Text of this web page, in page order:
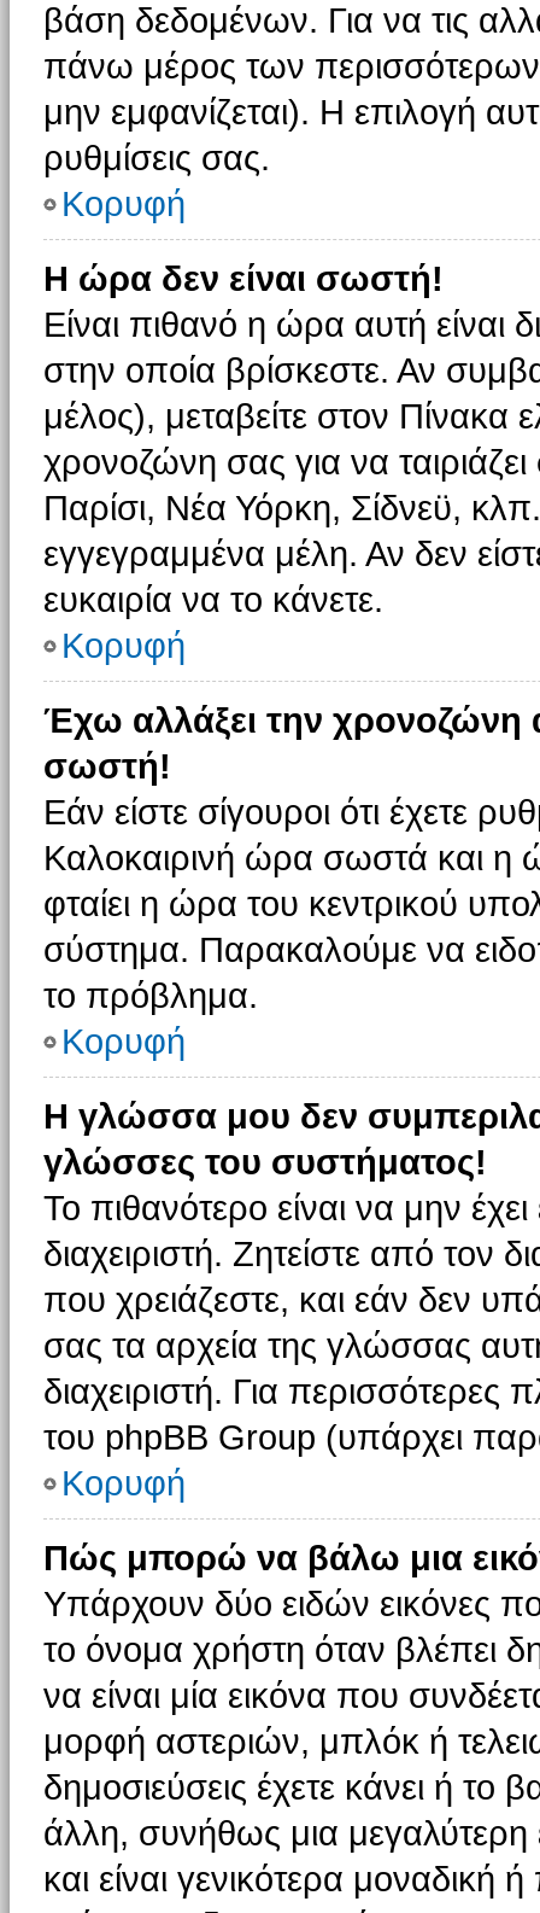
βάση δεδομένων. Για να τις
πάνω μέρος των περισσότερων
μην εμφανίζεται). Η επιλογή
ρυθμίσεις σας.
Κορυφή
Η ώρα δεν είναι σωστή!
Είναι πιθανό η ώρα αυτή είναι
στην οποία βρίσκεστε. Αν
μέλος), μεταβείτε στον Πίνακα
χρονοζώνη σας για να
Παρίσι, Νέα Υόρκη, Σίδνεϋ,
εγγεγραμμένα μέλη. Αν δεν
ευκαιρία να το κάνετε.
Κορυφή
Έχω αλλάξει την χρονοζώνη
σωστή!
Εάν είστε σίγουροι ότι έχετε
Καλοκαιρινή ώρα σωστά και η
φταίει η ώρα του κεντρικού
σύστημα. Παρακαλούμε να
το πρόβλημα.
Κορυφή
Η γλώσσα μου δεν
γλώσσες του συστήματος!
Το πιθανότερο είναι να μην
διαχειριστή. Ζητείστε από τον
που χρειάζεστε, και εάν δεν
σας τα αρχεία της γλώσσας
διαχειριστή. Για περισσότερες
του phpBB Group (υπάρχει
Κορυφή
Πώς μπορώ να βάλω μια
Υπάρχουν δύο ειδών εικόνες
το όνομα χρήστη όταν βλέπει
να είναι μία εικόνα που
μορφή αστεριών, μπλόκ ή
δημοσιεύσεις έχετε κάνει ή
άλλη, συνήθως μια
και είναι γενικότερα